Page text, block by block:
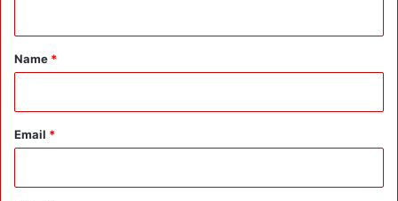
*
Name *
Email *